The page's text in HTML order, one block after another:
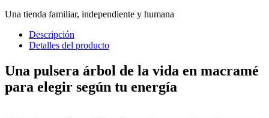
Una tienda familiar, independiente y humana
Descripción
Detalles del producto
Una pulsera árbol de la vida en macramé
para elegir según tu energía